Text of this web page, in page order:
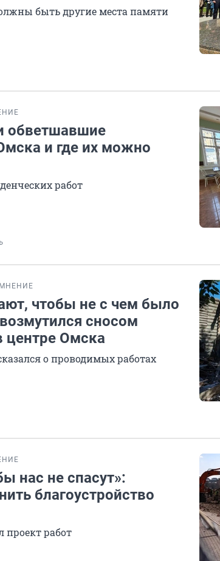
быть другие места памяти
обветшавшие
и где их можно
работ
МНЕНИЕ
чтобы не с чем было
сносом
центре Омска
о проводимых работах
нас не спасут»:
благоустройство
проект работ